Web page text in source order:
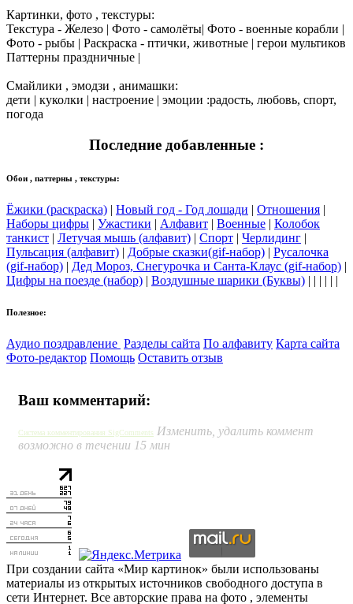
Картинки, фото , текстуры:
Текстура - Железо | Фото - самолёты| Фото - военные корабли |
Фото - рыбы | Раскраска - птички, животные | герои мультиков
Паттерны праздничные |
Смайлики , эмодзи , анимашки:
дети | куколки | настроение | эмоции :радость, любовь, спорт,
погода
Последние добавленные :
Обои , паттерны , текстуры:
Ёжики (раскраска) | Новый год - Год лошади | Отношения |
Наборы цифры | Ужастики | Алфавит | Военные | Колобок
танкист | Летучая мышь (алфавит) | Спорт | Черлидинг |
Пульсация (алфавит) | Добрые сказки(gif-набор) | Русалочка
(gif-набор) | Дед Мороз, Снегурочка и Санта-Клаус (gif-набор) |
Цифры на поезде (набор) | Воздушные шарики (Буквы) | | | | | |
Полезное:
Аудио поздравление Разделы сайта По алфавиту Карта сайта
Фото-редактор Помощь Оставить отзыв
Ваш комментарий:
Система комментирования SigComments Изменить, удалить коммент
возможно в течении 15 мин
При создании сайта «Мир картинок» были использованы
материалы из открытых источников свободного доступа в
сети Интернет. Все авторские права на фото , элементы